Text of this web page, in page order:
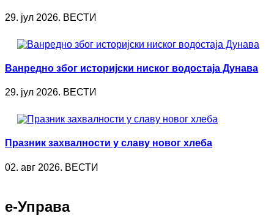
29. јул 2026. ВЕСТИ
Ванредно због историјски ниског водостаја Дунава
29. јул 2026. ВЕСТИ
Празник захвалности у славу новог хлеба
02. авг 2026. ВЕСТИ
е-Управа